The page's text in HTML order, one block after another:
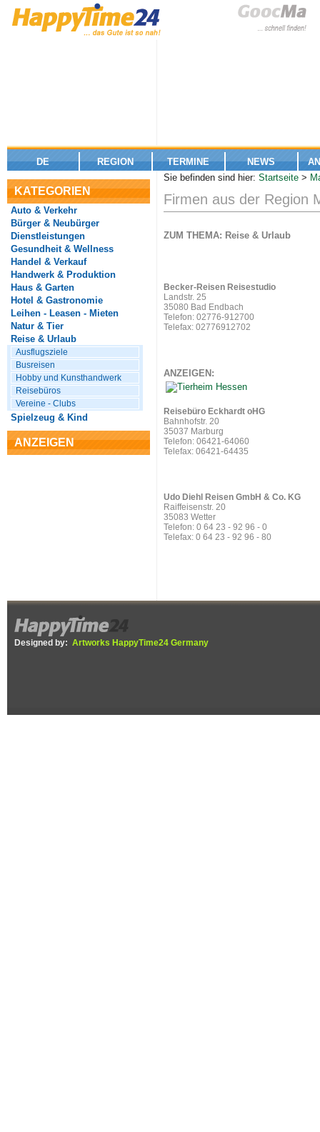
DE REGION TERMINE NEWS
KATEGORIEN
Auto & Verkehr
Bürger & Neubürger
Dienstleistungen
Gesundheit & Wellness
Handel & Verkauf
Handwerk & Produktion
Haus & Garten
Hotel & Gastronomie
Leihen - Leasen - Mieten
Natur & Tier
Reise & Urlaub
Ausflugsziele
Busreisen
Hobby und Kunsthandwerk
Reisebüros
Vereine - Clubs
Spielzeug & Kind
ANZEIGEN
Sie befinden sind hier: Startseite >
Firmen aus der Region
ZUM THEMA: Reise & Urlaub
Becker-Reisen Reisestudio
Landstr. 25
35080 Bad Endbach
Telefon: 02776-912700
Telefax: 02776912702
ANZEIGEN:
Reisebüro Eckhardt oHG
Bahnhofstr. 20
35037 Marburg
Telefon: 06421-64060
Telefax: 06421-64435
Udo Diehl Reisen GmbH & Co. KG
Raiffeisenstr. 20
35083 Wetter
Telefon: 0 64 23 - 92 96 - 0
Telefax: 0 64 23 - 92 96 - 80
Designed by: Artworks HappyTime24 Germany